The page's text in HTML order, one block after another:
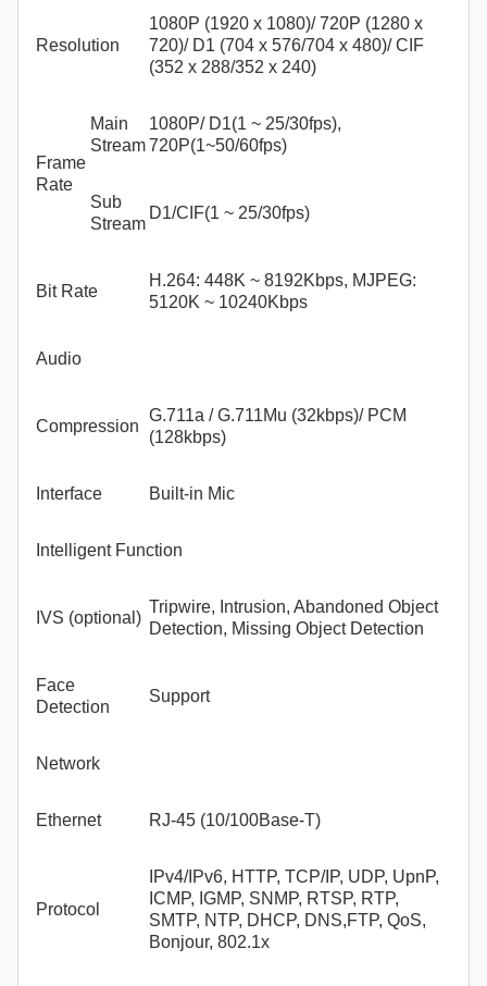
Resolution
1080P (1920 x 1080)/ 720P (1280 x
720)/ D1 (704 x 576/704 x 480)/ CIF
(352 x 288/352 x 240)
Frame
Rate
Main
Stream
1080P/ D1(1 ~ 25/30fps),
720P(1~50/60fps)
Sub
Stream
D1/CIF(1 ~ 25/30fps)
Bit Rate
H.264: 448K ~ 8192Kbps, MJPEG:
5120K ~ 10240Kbps
Audio
Compression
G.711a / G.711Mu (32kbps)/ PCM
(128kbps)
Interface Built-in Mic
Intelligent Function
IVS (optional)
Tripwire, Intrusion, Abandoned Object
Detection, Missing Object Detection
Face
Detection
Support
Network
Ethernet RJ-45 (10/100Base-T)
Protocol
IPv4/IPv6, HTTP, TCP/IP, UDP, UpnP,
ICMP, IGMP, SNMP, RTSP, RTP,
SMTP, NTP, DHCP, DNS,FTP, QoS,
Bonjour, 802.1x